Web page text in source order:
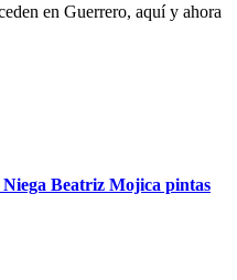
en Guerrero, aquí y ahora
Beatriz Mojica pintas